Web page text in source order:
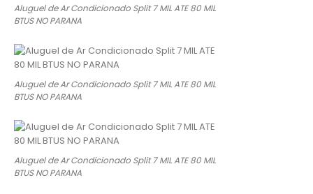
Aluguel de Ar Condicionado Split 7 MIL ATE 80 MIL
BTUS NO PARANA
Aluguel de Ar Condicionado Split 7 MIL ATE 80 MIL
BTUS NO PARANA
Aluguel de Ar Condicionado Split 7 MIL ATE 80 MIL
BTUS NO PARANA